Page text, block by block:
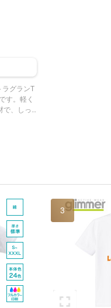
ラグランT
す。軽く
で、しっ
3